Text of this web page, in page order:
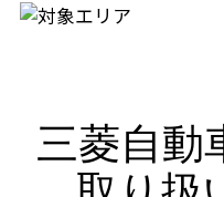
三菱自動